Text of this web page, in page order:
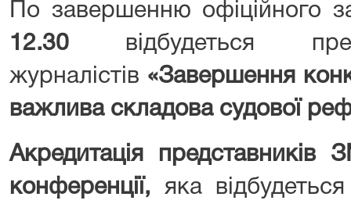
По завершенню офіційного
12.30 відбудеться
журналістів «Завершення
важлива складова судової
Акредитація представників
конференції, яка